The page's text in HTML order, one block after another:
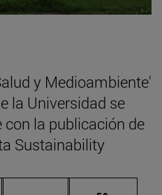
y Medioambiente'
la Universidad se
con la publicación de
Sustainability